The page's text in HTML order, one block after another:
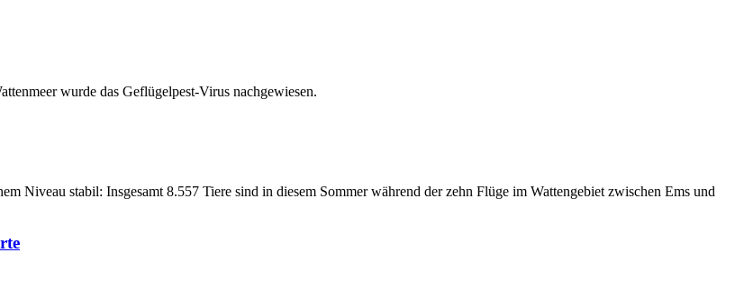
wurde das Geflügelpest-Virus nachgewiesen.
Niveau stabil: Insgesamt 8.557 Tiere sind in diesem Sommer während der zehn Flüge im Wattengebiet zwischen Ems und